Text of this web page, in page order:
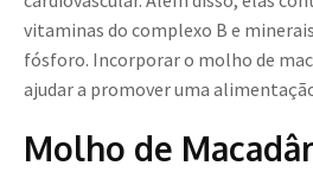
vitaminas do complexo B e
fósforo. Incorporar o molho de
ajudar a promover uma
Molho de